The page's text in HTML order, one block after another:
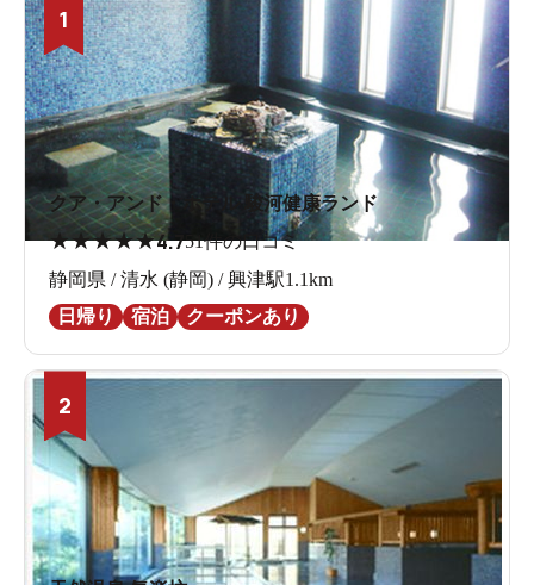
1
クア・アンド・ホテル 駿河健康ランド
★★★★★4.751件の口コミ
静岡県 / 清水 (静岡) / 興津駅1.1km
日帰り
宿泊 クーポンあり
2